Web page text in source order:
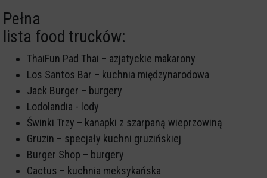
Pełna
lista food trucków:
ThaiFun Pad Thai – azjatyckie makarony
Los Santos Bar – kuchnia międzynarodowa
Jack Burger – burgery
Lodolandia - lody
Świnki Trzy – kanapki z szarpaną wieprzowiną
Gruzin – specjały kuchni gruzińskiej
Burger Shop – burgery
Cactus – kuchnia meksykańska